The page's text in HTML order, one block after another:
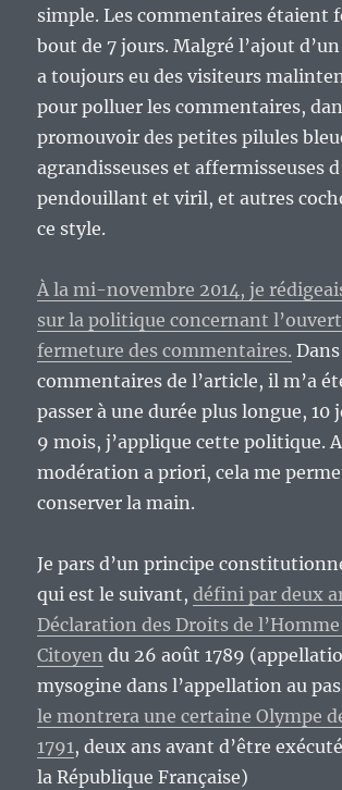
simple. Les commentaires étaient
bout de 7 jours. Malgré l’ajout
a toujours eu des visiteurs
pour polluer les commentaires,
promouvoir des petites pilules
agrandisseuses et affermisseuses
pendouillant et viril, et autres
ce style.
À la mi-novembre 2014, je
sur la politique concernant
fermeture des commentaires.
commentaires de l’article, il m’a
passer à une durée plus longue, 10
9 mois, j’applique cette politique.
modération a priori, cela me
conserver la main.
Je pars d’un principe
qui est le suivant,défini par deux
Déclaration des Droits de
Citoyen du 26 août 1789
mysogine dans l’appellation au
le montrera une certaine Olympe
1791, deux ans avant d’être
la République Française)